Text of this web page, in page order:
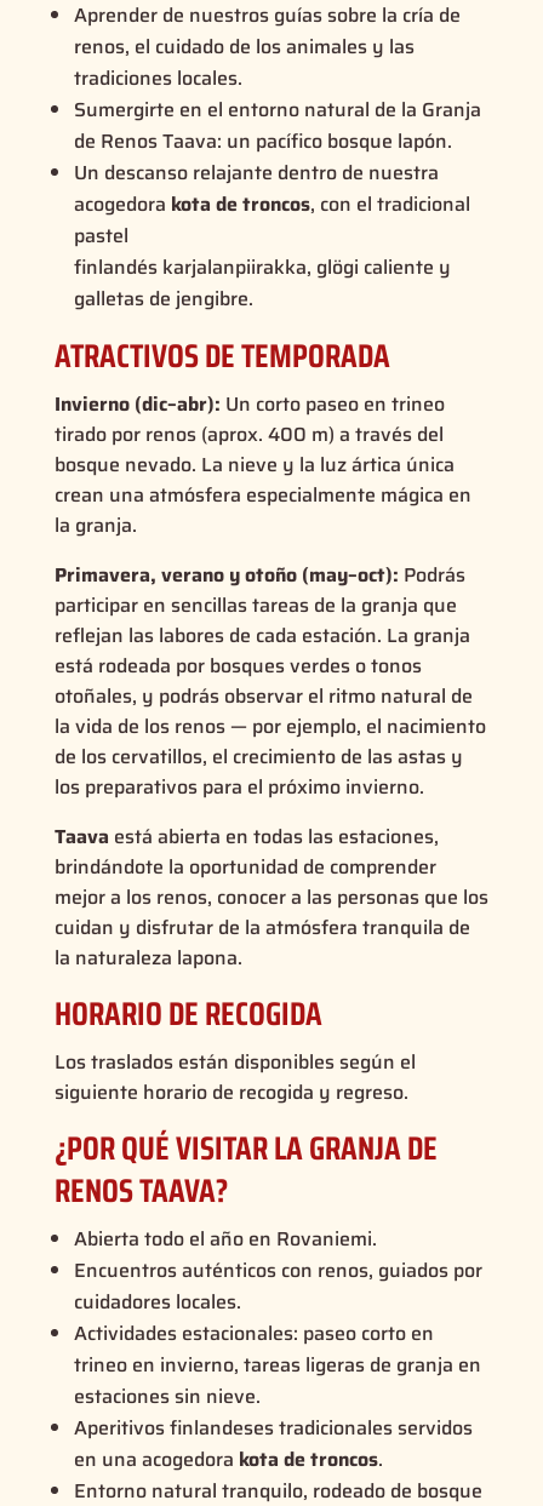
Aprender de nuestros guías sobre la cría de
renos, el cuidado de los animales y las
tradiciones locales.
Sumergirte en el entorno natural de la Granja
de Renos Taava: un pacífico bosque lapón.
Un descanso relajante dentro de nuestra
acogedora kota de troncos, con el tradicional
pastel
finlandés karjalanpiirakka, glögi caliente y
galletas de jengibre.
ATRACTIVOS DE TEMPORADA
Invierno (dic–abr): Un corto paseo en trineo
tirado por renos (aprox. 400 m) a través del
bosque nevado. La nieve y la luz ártica única
crean una atmósfera especialmente mágica en
la granja.
Primavera, verano y otoño (may–oct): Podrás
participar en sencillas tareas de la granja que
reflejan las labores de cada estación. La granja
está rodeada por bosques verdes o tonos
otoñales, y podrás observar el ritmo natural de
la vida de los renos — por ejemplo, el nacimiento
de los cervatillos, el crecimiento de las astas y
los preparativos para el próximo invierno.
Taava está abierta en todas las estaciones,
brindándote la oportunidad de comprender
mejor a los renos, conocer a las personas que los
cuidan y disfrutar de la atmósfera tranquila de
la naturaleza lapona.
HORARIO DE RECOGIDA
Los traslados están disponibles según el
siguiente horario de recogida y regreso.
¿POR QUÉ VISITAR LA GRANJA DE
RENOS TAAVA?
Abierta todo el año en Rovaniemi.
Encuentros auténticos con renos, guiados por
cuidadores locales.
Actividades estacionales: paseo corto en
trineo en invierno, tareas ligeras de granja en
estaciones sin nieve.
Aperitivos finlandeses tradicionales servidos
en una acogedora kota de troncos.
Entorno natural tranquilo, rodeado de bosque